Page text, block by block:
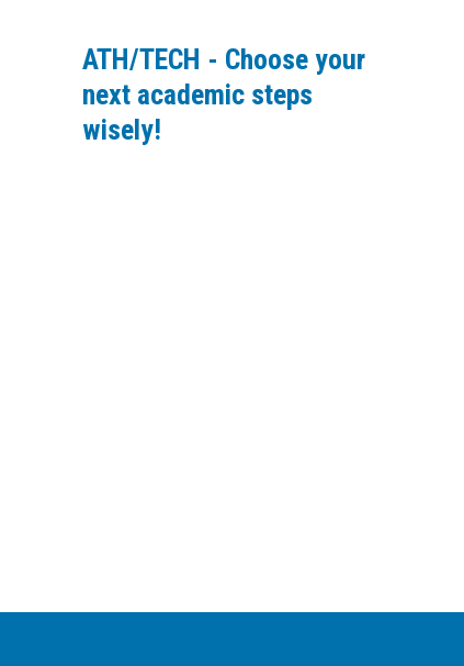
ATH/TECH - Choose your
next academic steps
wisely!